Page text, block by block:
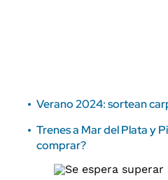
Verano 2024: sortean
Trenes a Mar del Plata y
comprar?